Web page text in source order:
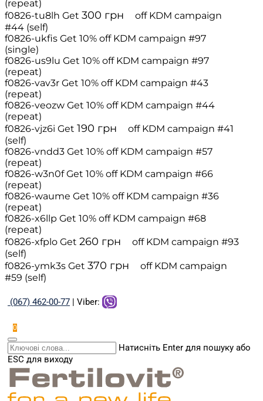
(repeat)
f0826-tu8lh Get 300 грн off KDM campaign
#44 (self)
f0826-ukfis Get 10% off KDM campaign #97
(single)
f0826-us9lu Get 10% off KDM campaign #97
(repeat)
f0826-vav3r Get 10% off KDM campaign #43
(repeat)
f0826-veozw Get 10% off KDM campaign #44
(repeat)
f0826-vjz6i Get 190 грн off KDM campaign #41
(self)
f0826-vndd3 Get 10% off KDM campaign #57
(repeat)
f0826-w3n0f Get 10% off KDM campaign #66
(repeat)
f0826-waume Get 10% off KDM campaign #36
(repeat)
f0826-x6llp Get 10% off KDM campaign #68
(repeat)
f0826-xfplo Get 260 грн off KDM campaign #93
(self)
f0826-ymk3s Get 370 грн off KDM campaign
#59 (self)
(067) 462-00-77 | Viber:
0
Натисніть Enter для пошуку або
ESC для виходу